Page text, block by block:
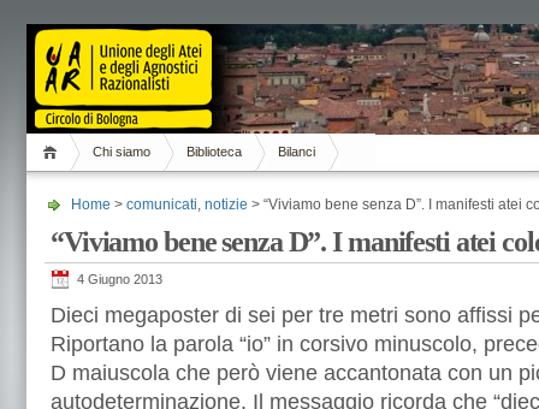
Chi siamo Biblioteca Bilanci
Home > comunicati, notizie > “Viviamo bene senza D”. I manifesti atei
“Viviamo bene senza D”. I manifesti atei
4 Giugno 2013
Dieci megaposter di sei per tre metri sono affissi
Riportano la parola “io” in corsivo minuscolo,
D maiuscola che però viene accantonata con un
autodeterminazione. Il messaggio ricorda che